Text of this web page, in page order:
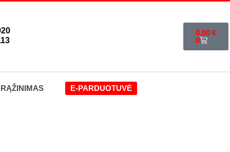
0.00€
0
E-PARDUOTUVĖ